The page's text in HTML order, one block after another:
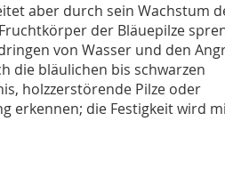
aber durch sein Wachstum
der Bläuepilze
von Wasser und den
die bläulichen bis schwarzen
holzzerstörende Pilze oder
erkennen; die Festigkeit wird